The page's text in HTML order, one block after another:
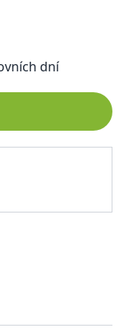
dní